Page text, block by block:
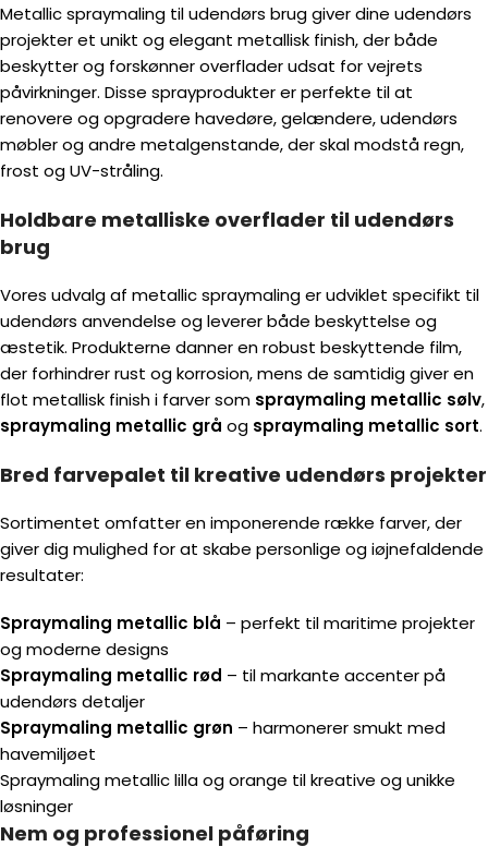
Metallic spraymaling til udendørs brug giver dine udendørs
projekter et unikt og elegant metallisk finish, der både
beskytter og forskønner overflader udsat for vejrets
påvirkninger. Disse sprayprodukter er perfekte til at
renovere og opgradere havedøre, gelændere, udendørs
møbler og andre metalgenstande, der skal modstå regn,
frost og UV-stråling.
Holdbare metalliske overflader til udendørs
brug
Vores udvalg af metallic spraymaling er udviklet specifikt til
udendørs anvendelse og leverer både beskyttelse og
æstetik. Produkterne danner en robust beskyttende film,
der forhindrer rust og korrosion, mens de samtidig giver en
flot metallisk finish i farver som spraymaling metallic sølv,
spraymaling metallic grå og spraymaling metallic sort.
Bred farvepalet til kreative udendørs projekter
Sortimentet omfatter en imponerende række farver, der
giver dig mulighed for at skabe personlige og iøjnefaldende
resultater:
Spraymaling metallic blå – perfekt til maritime projekter
og moderne designs
Spraymaling metallic rød – til markante accenter på
udendørs detaljer
Spraymaling metallic grøn – harmonerer smukt med
havemiljøet
Spraymaling metallic lilla og orange til kreative og unikke
løsninger
Nem og professionel påføring